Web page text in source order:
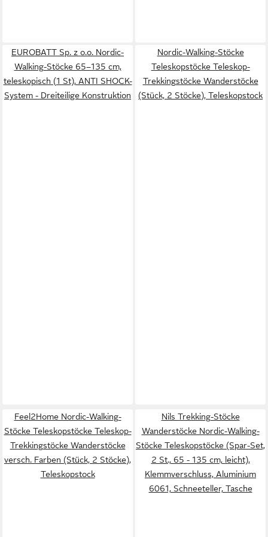
EUROBATT Sp. z o.o. Nordic-
Walking-Stöcke 65–135 cm,
teleskopisch (1 St), ANTI SHOCK-
System - Dreiteilige Konstruktion
Nordic-Walking-Stöcke
Teleskopstöcke Teleskop-
Trekkingstöcke Wanderstöcke
(Stück, 2 Stöcke), Teleskopstock
Feel2Home Nordic-Walking-
Stöcke Teleskopstöcke Teleskop-
Trekkingstöcke Wanderstöcke
versch. Farben (Stück, 2 Stöcke),
Teleskopstock
Nils Trekking-Stöcke
Wanderstöcke Nordic-Walking-
Stöcke Teleskopstöcke (Spar-Set,
2 St., 65 - 135 cm, leicht),
Klemmverschluss, Aluminium
6061, Schneeteller, Tasche